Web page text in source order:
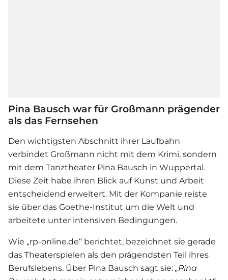
Pina Bausch war für Großmann prägender
als das Fernsehen
Den wichtigsten Abschnitt ihrer Laufbahn
verbindet Großmann nicht mit dem Krimi, sondern
mit dem Tanztheater Pina Bausch in Wuppertal.
Diese Zeit habe ihren Blick auf Kunst und Arbeit
entscheidend erweitert. Mit der Kompanie reiste
sie über das Goethe-Institut um die Welt und
arbeitete unter intensiven Bedingungen.
Wie „rp-online.de“ berichtet, bezeichnet sie gerade
das Theaterspielen als den prägendsten Teil ihres
Berufslebens. Über Pina Bausch sagt sie: „Pina